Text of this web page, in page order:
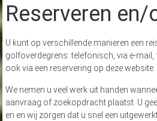
net
over
de
grens
Reserveren
U kunt op verschillende manieren een
golfoverdegrens: telefonisch, via e-
ook via een reservering op deze website.
We nemen u veel werk uit handen
aanvraag of zoekopdracht plaatst. U
en en wij zorgen dat u snel een